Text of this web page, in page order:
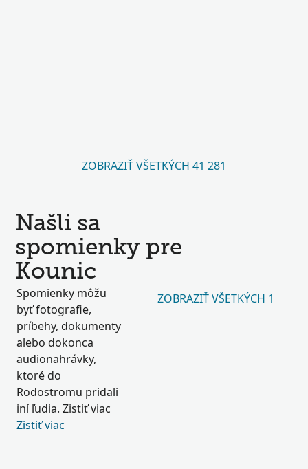
ZOBRAZIŤ VŠETKÝCH 41 281
Našli sa
spomienky pre
Kounic
Spomienky môžu
byť fotografie,
príbehy, dokumenty
alebo dokonca
audionahrávky,
ktoré do
Rodostromu pridali
iní ľudia. Zistiť viac
Zistiť viac
ZOBRAZIŤ VŠETKÝCH 1